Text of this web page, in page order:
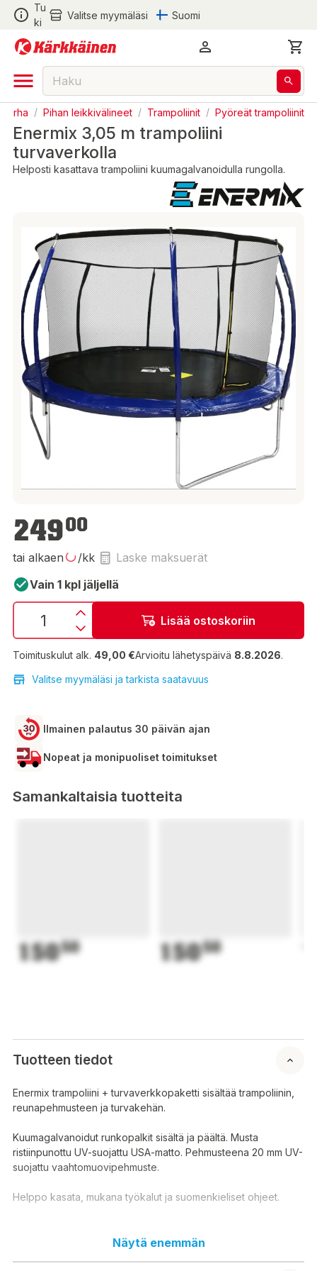
Tu
ki
Valitse myymäläsi Suomi
/ Pihan leikkivälineet / Trampoliinit / Pyöreät trampoliinit
Enermix 3,05 m trampoliini
turvaverkolla
Helposti kasattava trampoliini kuumagalvanoidulla rungolla.
24900
tai alkaen /kk
Laske maksuerät
Vain 1 kpl jäljellä
Lisää ostoskoriin
Toimituskulut alk. 49,00 €Arvioitu lähetyspäivä 8.8.2026.
Valitse myymäläsi ja tarkista saatavuus
Ilmainen palautus 30 päivän ajan
Nopeat ja monipuoliset toimitukset
Samankaltaisia tuotteita
15050 15050
Tuotteen tiedot
Enermix trampoliini + turvaverkkopaketti sisältää trampoliinin,
reunapehmusteen ja turvakehän.
Kuumagalvanoidut runkopalkit sisältä ja päältä. Musta
ristiinpunottu UV-suojattu USA-matto. Pehmusteena 20 mm UV-
suojattu vaahtomuovipehmuste.
Helppo kasata, mukana työkalut ja suomenkieliset ohjeet.
Halkaisija: 3,05 metriä (10 jalkaa)
Jouset: pituus 134 mm, halkaisija 25 mm
Näytä enemmän